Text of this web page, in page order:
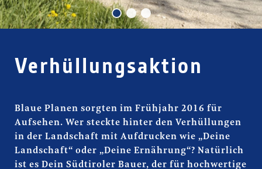
Verhüllungsaktion
Blaue Planen sorgten im Frühjahr 2016 für
Aufsehen. Wer steckte hinter den Verhüllungen
in der Landschaft mit Aufdrucken wie „Deine
Landschaft“ oder „Deine Ernährung“? Natürlich
ist es Dein Südtiroler Bauer, der für hochwertige